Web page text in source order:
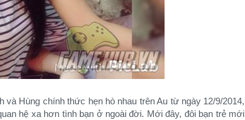
và Hùng chính thức hẹn hò nhau trên Au từ ngày 12/9/2014,
hệ xa hơn tình bạn ở ngoài đời. Mới đây, đôi bạn trẻ mới